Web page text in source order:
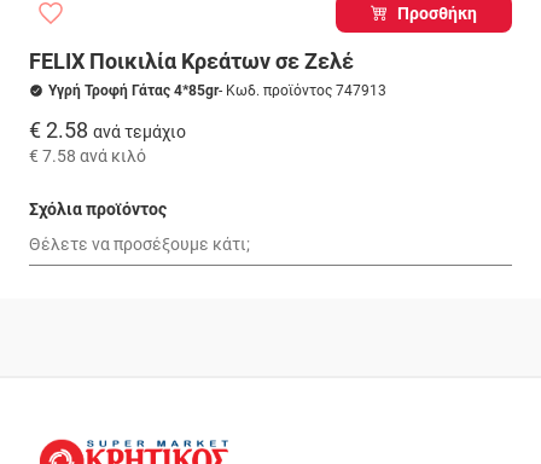
Προσθήκη
FELIX Ποικιλία Κρεάτων σε Ζελέ
Υγρή Τροφή Γάτας 4*85gr- Κωδ. προϊόντος 747913
€ 2.58 ανά τεμάχιο
€ 7.58 ανά κιλό
Σχόλια προϊόντος